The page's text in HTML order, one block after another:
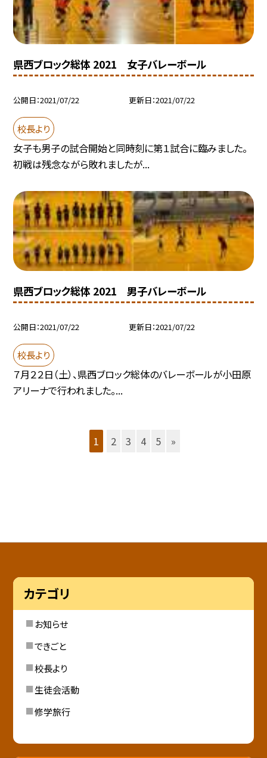
県西ブロック総体 2021 女子バレーボール
公開日 2021/07/22 更新日 2021/07/22
校長より
女子も男子の試合開始と同時刻に第１試合に臨みました。
初戦は残念ながら敗れましたが...
県西ブロック総体 2021 男子バレーボール
公開日 2021/07/22 更新日 2021/07/22
校長より
７月２２日（土）、県西ブロック総体のバレーボールが小田原
アリーナで行われました。...
1 2 3 4 5 »
カテゴリ
お知らせ
できごと
校長より
生徒会活動
修学旅行